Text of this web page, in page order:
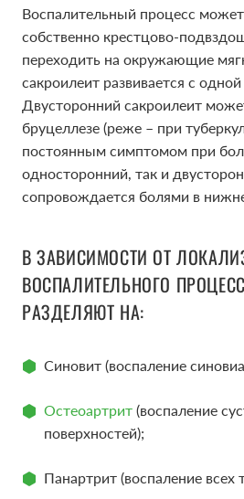
Воспалительный процесс
собственно крестцово-
переходить на окружающие
сакроилеит развивается с
Двусторонний сакроилеит
бруцеллезе (реже – при
постоянным симптомом при
односторонний, так и
сопровождается болями в
В ЗАВИСИМОСТИ ОТ
ВОСПАЛИТЕЛЬНОГО
РАЗДЕЛЯЮТ НА:
Синовит (воспаление
Остеоартрит (воспаление
поверхностей);
Панартрит (воспаление всех